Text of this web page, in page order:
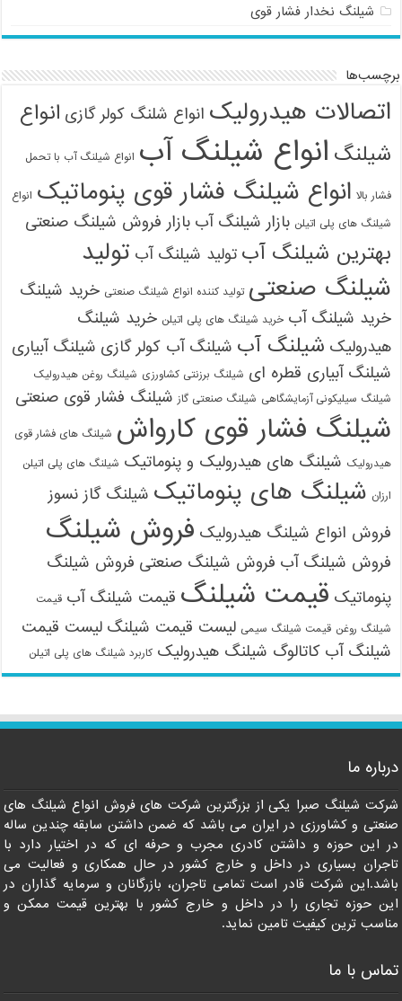
شیلنگ نخدار فشار قوی
برچسب‌ها
اتصالات هیدرولیک انواع شلنگ کولر گازی انواع
شیلنگ انواع شیلنگ آب انواع شیلنگ آب با تحمل
فشار بالا انواع شیلنگ فشار قوی پنوماتیک انواع
شیلنگ های پلی اتیلن بازار شیلنگ آب بازار فروش شیلنگ صنعتی
بهترین شیلنگ آب تولید شیلنگ آب تولید
شیلنگ صنعتی تولید کننده انواع شیلنگ صنعتی خرید شیلنگ
خرید شیلنگ آب خرید شیلنگ های پلی اتیلن خرید شیلنگ
هیدرولیک شیلنگ آب شیلنگ آب کولر گازی شیلنگ آبیاری
شیلنگ آبیاری قطره ای شیلنگ برزنتی کشاورزی شیلنگ روغن هیدرولیک
شیلنگ سیلیکونی آزمایشگاهی شیلنگ صنعتی گاز شیلنگ فشار قوی صنعتی
شیلنگ فشار قوی کارواش شیلنگ های فشار قوی
هیدرولیک شیلنگ های هیدرولیک و پنوماتیک شیلنگ های پلی اتیلن
ارزان شیلنگ های پنوماتیک شیلنگ گاز نسوز
فروش انواع شیلنگ هیدرولیک فروش شیلنگ
فروش شیلنگ آب فروش شیلنگ صنعتی فروش شیلنگ
پنوماتیک قیمت شیلنگ قیمت شیلنگ آب قیمت
شیلنگ روغن قیمت شیلنگ سیمی لیست قیمت شیلنگ لیست قیمت
شیلنگ آب کاتالوگ شیلنگ هیدرولیک کاربرد شیلنگ های پلی اتیلن
درباره ما
شرکت شیلنگ صبرا یکی از بزرگترین شرکت های فروش انواع شیلنگ های
صنعتی و کشاورزی در ایران می باشد که ضمن داشتن سابقه چندین ساله
در این حوزه و داشتن کادری مجرب و حرفه ای که در اختیار دارد با
تاجران بسیاری در داخل و خارج کشور در حال همکاری و فعالیت می
باشد.این شرکت قادر است تمامی تاجران، بازرگانان و سرمایه گذاران در
این حوزه تجاری را در داخل و خارج کشور با بهترین قیمت ممکن و
مناسب ترین کیفیت تامین نماید.
تماس با ما